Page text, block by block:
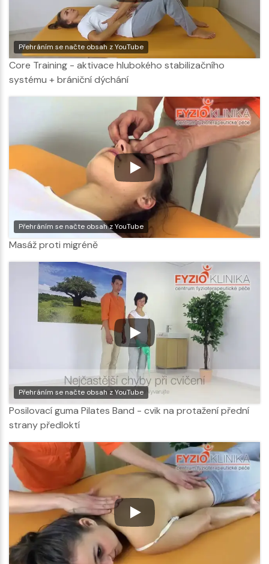
Přehráním se načte obsah z YouTube
Core Training - aktivace hlubokého stabilizačního
systému + brániční dýchání
Přehráním se načte obsah z YouTube
Masáž proti migréně
Přehráním se načte obsah z YouTube
Posilovací guma Pilates Band - cvik na protažení přední
strany předloktí